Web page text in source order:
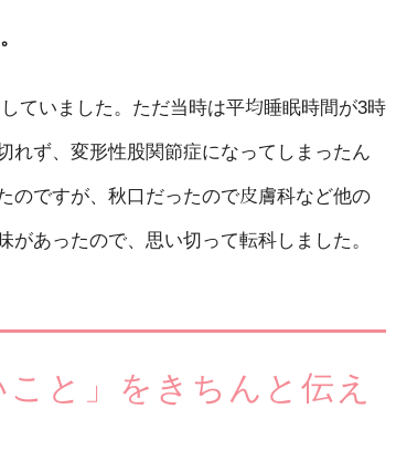
ていました。ただ当時は平均睡眠時間が3時
れず、変形性股関節症になってしまったん
のですが、秋口だったので皮膚科など他の
あったので、思い切って転科しました。
と」をきちんと伝え